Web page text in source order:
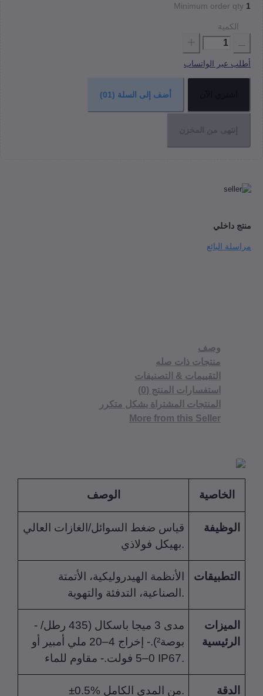
Minimum order
عبر الواتساب
أضف إلى السلة (01)
من المخزن
البائع
منتجات ذات صله
التقييمات & التصنيفات
استفسارات المنتج (0)
المنتجات المشتراة بشكل متكرر
More from this Seller
الخاصية الوصف
قياس ضغط السوائل/الغازات العالي
الأنظمة الهيدروليكية، الأتمتة
- مدى 3 ميجا باسكال (435 رطل/
بوصة²).- إخراج 4–20 ملي أمبير أو
0–5 فولت.- مقاوم للماء IP67.